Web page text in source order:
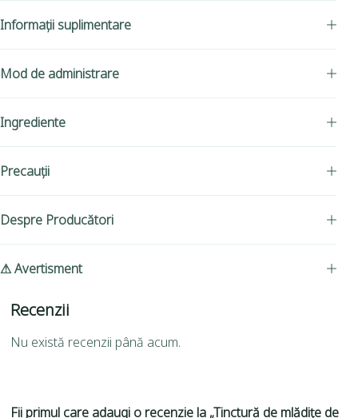
Informații suplimentare
Mod de administrare
Ingrediente
Precauții
Despre Producători
⚠ Avertisment
Recenzii
Nu există recenzii până acum.
Fii primul care adaugi o recenzie la „Tinctură de mlădițe de